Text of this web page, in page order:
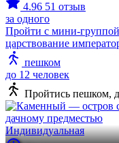
4.96 51 отзыв
за одного
Пройти с мини-
царствование
пешком
до 12 человек
Пройтись пешком,
Индивидуальная